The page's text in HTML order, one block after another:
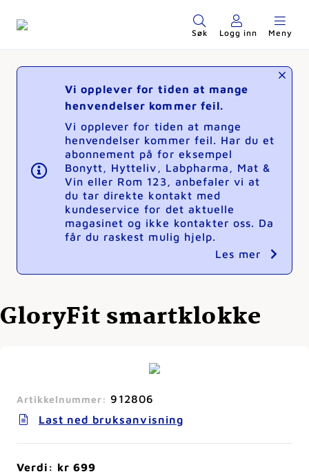
Søk Logg inn Meny
Vi opplever for tiden at mange
henvendelser kommer feil.
Vi opplever for tiden at mange
henvendelser kommer feil. Har du et
abonnement på for eksempel
Bonytt, Hytteliv, Labpharma, Mat &
Vin eller Rom 123, anbefaler vi at
du tar direkte kontakt med
kundeservice for det aktuelle
magasinet og ikke kontakter oss. Da
får du raskest mulig hjelp.
Les mer
GloryFit smartklokke
Artikkelnummer: 912806
Last ned bruksanvisning
Verdi: kr 699